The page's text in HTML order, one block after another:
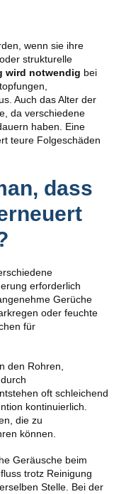
wenn sie ihre
strukturelle
wird notwendig bei
Auch das Alter der
da verschiedene
haben. Eine
teure Folgeschäden
dass
erforderlich
Gerüche
oder feuchte
für
den Rohren,
oft schleichend
kontinuierlich.
die zu
können.
Geräusche beim
trotz Reinigung
Stelle. Bei der